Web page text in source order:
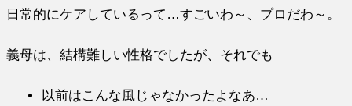
日常的にケアしているって…すごいわ～、プロだわ～。
義母は、結構難しい性格でしたが、それでも
以前はこんな風じゃなかったよなあ…